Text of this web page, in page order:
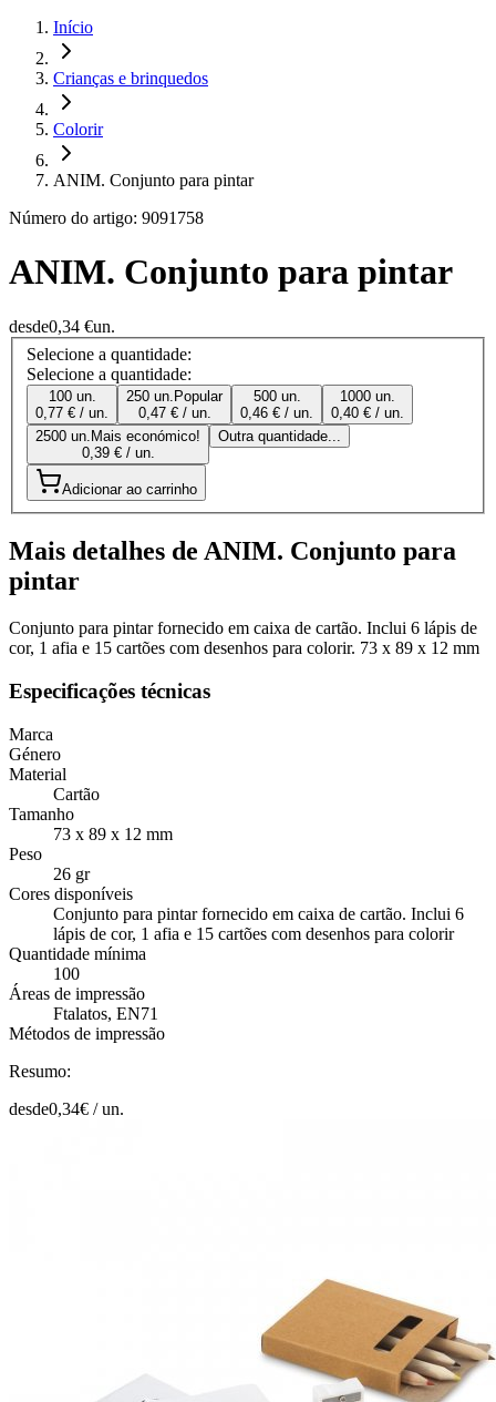
Início
Crianças e brinquedos
Colorir
ANIM. Conjunto para pintar
Número do artigo: 9091758
ANIM. Conjunto para pintar
desde0,34 €un.
Selecione a quantidade:
Selecione a quantidade:
100 un.
0,77 € / un.
250 un. Popular
0,47 € / un.
500 un.
0,46 € / un.
1000 un.
0,40 € / un.
2500 un. Mais económico!
0,39 € / un.
Outra quantidade...
Adicionar ao carrinho
Mais detalhes de ANIM. Conjunto para
pintar
Conjunto para pintar fornecido em caixa de cartão. Inclui 6 lápis de
cor, 1 afia e 15 cartões com desenhos para colorir. 73 x 89 x 12 mm
Especificações técnicas
Marca
Género
Material
Cartão
Tamanho
73 x 89 x 12 mm
Peso
26 gr
Cores disponíveis
Conjunto para pintar fornecido em caixa de cartão. Inclui 6
lápis de cor, 1 afia e 15 cartões com desenhos para colorir
Quantidade mínima
100
Áreas de impressão
Ftalatos, EN71
Métodos de impressão
Resumo:
desde0,34€ /un.